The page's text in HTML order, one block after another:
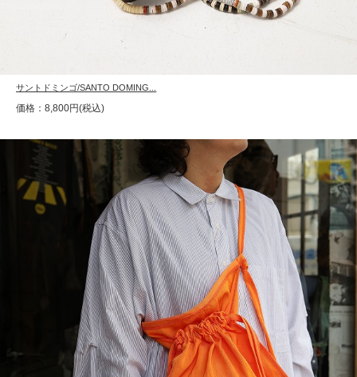
サントドミンゴ/SANTO DOMING...
価格：8,800円(税込)